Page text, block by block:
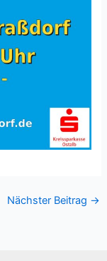
Nächster Beitrag →